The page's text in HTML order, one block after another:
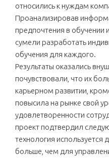
относились к нуждам
Проанализировав
предпочтения в обучении
сумели разработать
обучения для каждого.
Результаты оказались
почувствовали, что их
карьерном развитии,
повысила на рынке свой
удовлетворенности
проект подтвердил
технология
больше, чем для